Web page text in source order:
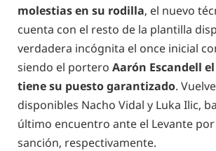
molestias en su rodilla, el nuevo
cuenta con el resto de la plantilla
verdadera incógnita el once inicial
siendo el portero Aarón Escandell
tiene su puesto garantizado.
disponibles Nacho Vidal y Luka Ilic,
último encuentro ante el Levante
sanción, respectivamente.